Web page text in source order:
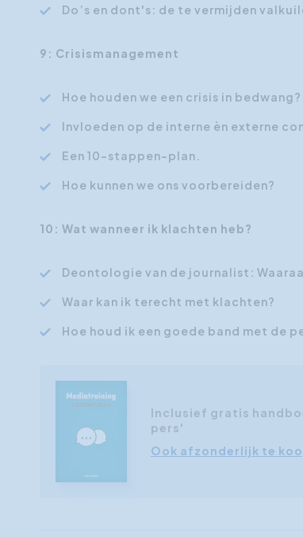
Do’s en dont's: de te vermijden
9: Crisismanagement
Hoe houden we een crisis in bedwang?
Invloeden op de interne èn externe
Een 10-stappen-plan.
Hoe kunnen we ons voorbereiden?
10: Wat wanneer ik klachten heb?
Deontologie van de journalist:
Waar kan ik terecht met klachten?
Hoe houd ik een goede band met de
Inclusief gratis
pers'
Ook afzonderlijk te